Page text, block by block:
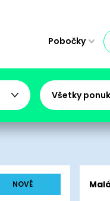
Pobočky
Všetky
NOVÉ